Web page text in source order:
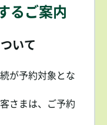
るご案内
いて
が予約対象とな
さまは、ご予約